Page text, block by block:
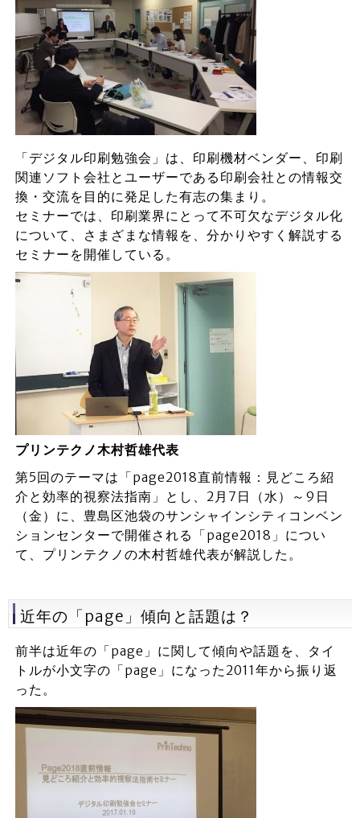
「デジタル印刷勉強会」は、印刷機材ベンダー、印刷
関連ソフト会社とユーザーである印刷会社との情報交
換・交流を目的に発足した有志の集まり。
セミナーでは、印刷業界にとって不可欠なデジタル化
について、さまざまな情報を、分かりやすく解説する
セミナーを開催している。
プリンテクノ木村哲雄代表
第5回のテーマは「page2018直前情報：見どころ紹
介と効率的視察法指南」とし、2月7日（水）～9日
（金）に、豊島区池袋のサンシャインシティコンベン
ションセンターで開催される「page2018」につい
て、プリンテクノの木村哲雄代表が解説した。
近年の「page」傾向と話題は？
前半は近年の「page」に関して傾向や話題を、タイ
トルが小文字の「page」になった2011年から振り返
った。